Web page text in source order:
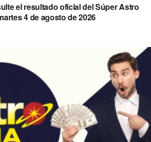
el resultado oficial del Súper Astro
4 de agosto de 2026